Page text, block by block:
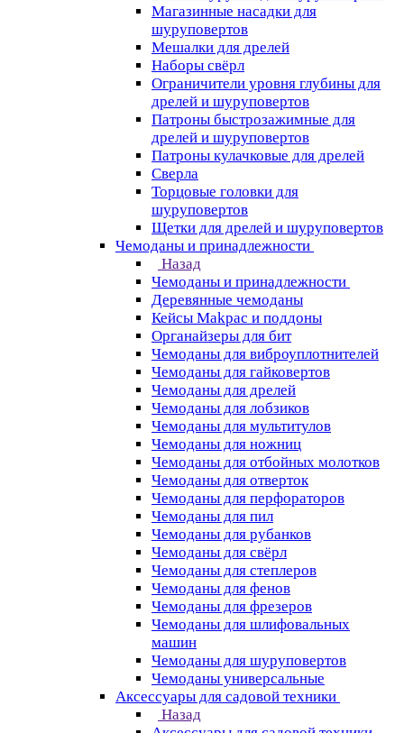
Магазинные насадки для
шуруповертов
Мешалки для дрелей
Наборы свёрл
Ограничители уровня глубины для
дрелей и шуруповертов
Патроны быстрозажимные для
дрелей и шуруповертов
Патроны кулачковые для дрелей
Сверла
Торцовые головки для
шуруповертов
Щетки для дрелей и шуруповертов
Чемоданы и принадлежности
Назад
Чемоданы и принадлежности
Деревянные чемоданы
Кейсы Makpac и поддоны
Органайзеры для бит
Чемоданы для виброуплотнителей
Чемоданы для гайковертов
Чемоданы для дрелей
Чемоданы для лобзиков
Чемоданы для мультитулов
Чемоданы для ножниц
Чемоданы для отбойных молотков
Чемоданы для отверток
Чемоданы для перфораторов
Чемоданы для пил
Чемоданы для рубанков
Чемоданы для свёрл
Чемоданы для степлеров
Чемоданы для фенов
Чемоданы для фрезеров
Чемоданы для шлифовальных
машин
Чемоданы для шуруповертов
Чемоданы универсальные
Аксессуары для садовой техники
Назад